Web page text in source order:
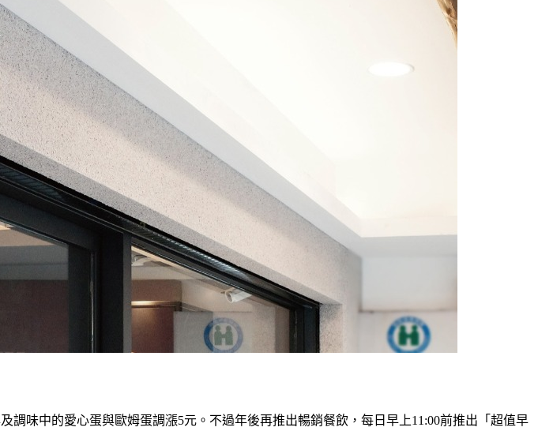
味中的愛心蛋與歐姆蛋調漲5元。不過年後再推出暢銷餐飲，每日早上11:00前推出「超值早